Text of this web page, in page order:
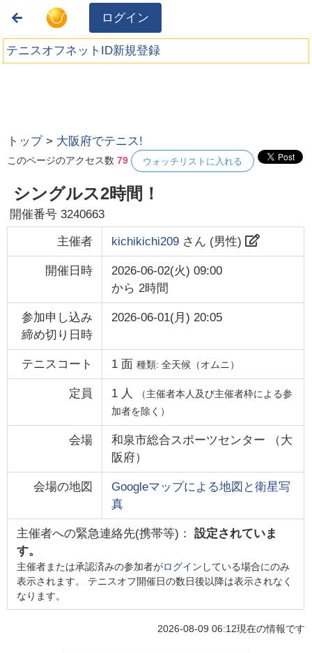
ログイン
テニスオフネットID新規登録
トップ > 大阪府でテニス!
このページのアクセス数79 ウォッチリストに入れる
シングルス2時間！
開催番号3240663
主催者 kichikichi209さん (男性)
開催日時
2026-06-02(火) 09:00
から 2時間
参加申し込み
締め切り日時
2026-06-01(月) 20:05
テニスコート 1面 種類: 全天候（オムニ）
定員 1 人
（主催者本人及び主催者枠による参
加者を除く）
会場 和泉市総合スポーツセンター （大
阪府）
会場の地図
Googleマップによる地図と衛星写
真
主催者への緊急連絡先(携帯等)： 設定されていま
す。
主催者または承認済みの参加者がログイン している場合にのみ
表示されます。 テニスオフ開催日の数日後以降は表示されなく
なります。
2026-08-09 06:12現在の情報です